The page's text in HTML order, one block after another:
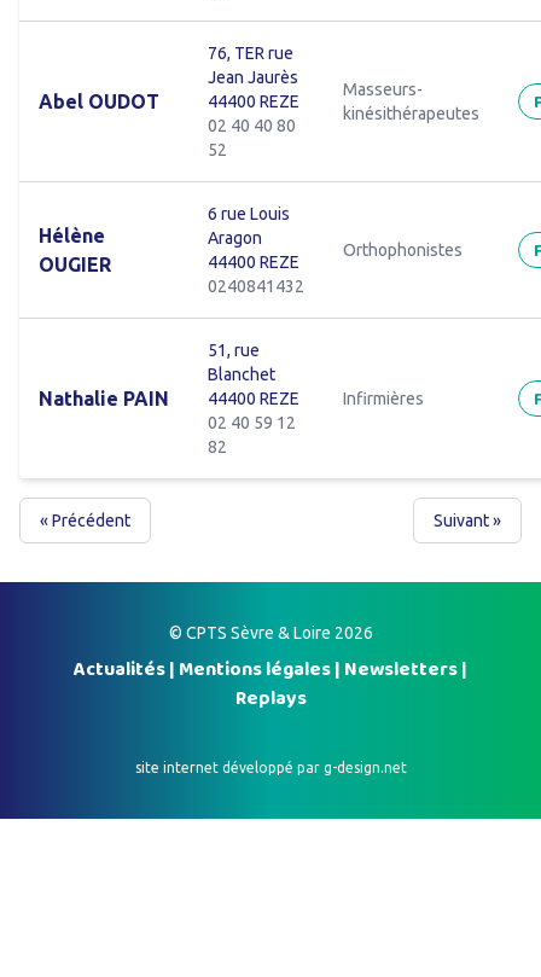
Abel OUDOT
76, TER rue
Jean Jaurès
44400 REZE
02 40 40 80
52
Masseurs-
kinésithérapeutes
Hélène
OUGIER
6 rue Louis
Aragon
44400 REZE
0240841432
Orthophonistes
Nathalie PAIN
51, rue
Blanchet
44400 REZE
02 40 59 12
82
Infirmières
« Précédent Suivant »
© CPTS Sèvre & Loire 2026
Actualités| Mentions légales| Newsletters|
Replays
site internet développé par g-design.net